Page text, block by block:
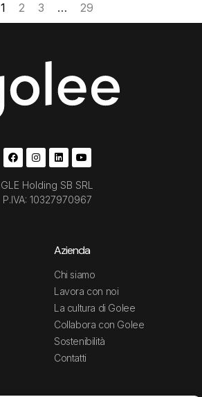
1 2 3 … 29
GLE Holding SB SRL
P.IVA: 10327970967
Azienda
Chi siamo
Lavora con noi
La cultura di Golee
Collabora con Golee
Sostenibilità
Contatti